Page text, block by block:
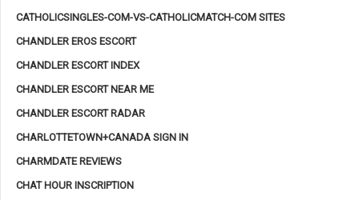
CATHOLICSINGLES-COM-VS-CATHOLICMATCH-COM SITES
CHANDLER EROS ESCORT
CHANDLER ESCORT INDEX
CHANDLER ESCORT NEAR ME
CHANDLER ESCORT RADAR
CHARLOTTETOWN+CANADA SIGN IN
CHARMDATE REVIEWS
CHAT HOUR INSCRIPTION